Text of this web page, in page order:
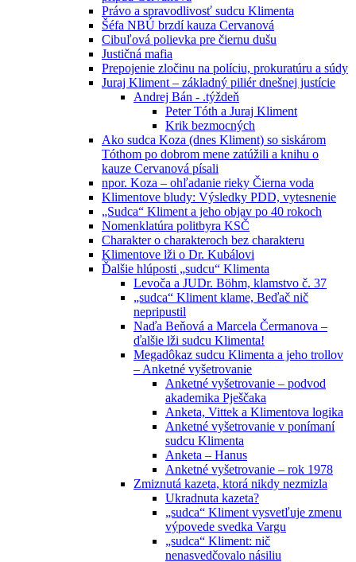
Právo a spravodlivosť sudcu Klimenta
Šéfa NBÚ brzdí kauza Cervanová
Cibuľová polievka pre čiernu dušu
Justičná mafia
Prepojenie zločinu na políciu, prokuratúru a súdy
Juraj Kliment – základný piliér dnešnej justície
Andrej Bán - .týždeň
Peter Tóth a Juraj Kliment
Krik bezmocných
Ako sudca Koza (dnes Kliment) so siskárom
Tóthom po dobrom mene zatúžili a knihu o
kauze Cervanová písali
npor. Koza – ohľadanie rieky Čierna voda
Klimentove bludy: Výsledky PDD, vytesnenie
„Sudca“ Kliment a jeho objav po 40 rokoch
Nomenklatúra politbyra KSČ
Charakter o charakteroch bez charakteru
Klimentove lži o Dr. Kubálovi
Ďalšie hlúposti „sudcu“ Klimenta
Levoča a JUDr. Böhm, klamstvo č. 37
„sudca“ Kliment klame, Beďač nič
nepripustil
Naďa Beňová a Marcela Čermanova –
ďalšie lži sudcu Klimenta!
Megadôkaz sudcu Klimenta a jeho trollov
– Anketné vyšetrovanie
Anketné vyšetrovanie – podvod
akademika Pješčaka
Anketa, Vittek a Klimentova logika
Anketné vyšetrovanie v ponímaní
sudcu Klimenta
Anketa – Hanus
Anketné vyšetrovanie – rok 1978
Zmiznutá kazeta, ktorá nikdy nezmizla
Ukradnuta kazeta?
„sudca“ Kliment vysvetľuje zmenu
výpovede svedka Vargu
„sudca“ Kliment: nič
nenasvedčovalo násiliu